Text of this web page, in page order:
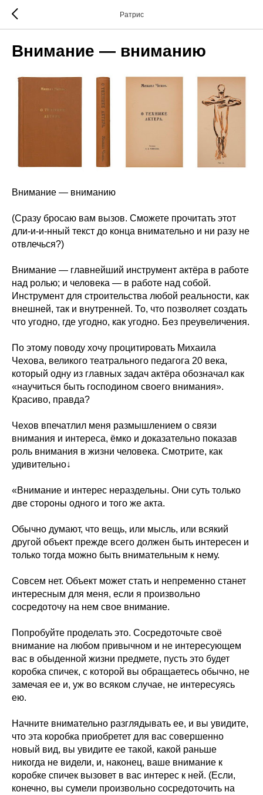
Ратрис
Внимание — вниманию
Внимание — вниманию
(Сразу бросаю вам вызов. Сможете прочитать этот
дли-и-и-нный текст до конца внимательно и ни разу не
отвлечься?)
Внимание — главнейший инструмент актёра в работе
над ролью; и человека — в работе над собой.
Инструмент для строительства любой реальности, как
внешней, так и внутренней. То, что позволяет создать
что угодно, где угодно, как угодно. Без преувеличения.
По этому поводу хочу процитировать Михаила
Чехова, великого театрального педагога 20 века,
который одну из главных задач актёра обозначал как
«научиться быть господином своего внимания».
Красиво, правда?
Чехов впечатлил меня размышлением о связи
внимания и интереса, ёмко и доказательно показав
роль внимания в жизни человека. Смотрите, как
удивительно↓
«Внимание и интерес нераздельны. Они суть только
две стороны одного и того же акта.
Обычно думают, что вещь, или мысль, или всякий
другой объект прежде всего должен быть интересен и
только тогда можно быть внимательным к нему.
Совсем нет. Объект может стать и непременно станет
интересным для меня, если я произвольно
сосредоточу на нем свое внимание.
Попробуйте проделать это. Сосредоточьте своё
внимание на любом привычном и не интересующем
вас в обыденной жизни предмете, пусть это будет
коробка спичек, с которой вы обращаетесь обычно, не
замечая ее и, уж во всяком случае, не интересуясь
ею.
Начните внимательно разглядывать ее, и вы увидите,
что эта коробка приобретет для вас совершенно
новый вид, вы увидите ее такой, какой раньше
никогда не видели, и, наконец, ваше внимание к
коробке спичек вызовет в вас интерес к ней. (Если,
конечно, вы сумели произвольно сосредоточить на